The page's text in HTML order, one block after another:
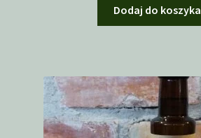
Dodaj do koszyka